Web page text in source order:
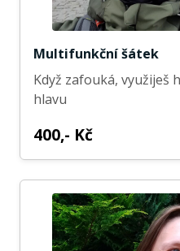
Multifunkční šátek
Když zafouká, využiješ
hlavu
400,- Kč